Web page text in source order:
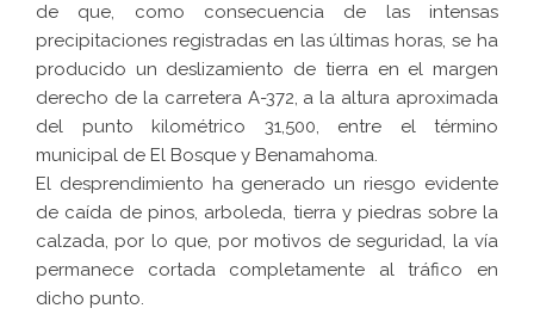
de que, como consecuencia de las intensas
precipitaciones registradas en las últimas horas, se ha
producido un deslizamiento de tierra en el margen
derecho de la carretera A-372, a la altura aproximada
del punto kilométrico 31,500, entre el término
municipal de El Bosque y Benamahoma.
El desprendimiento ha generado un riesgo evidente
de caída de pinos, arboleda, tierra y piedras sobre la
calzada, por lo que, por motivos de seguridad, la vía
permanece cortada completamente al tráfico en
dicho punto.